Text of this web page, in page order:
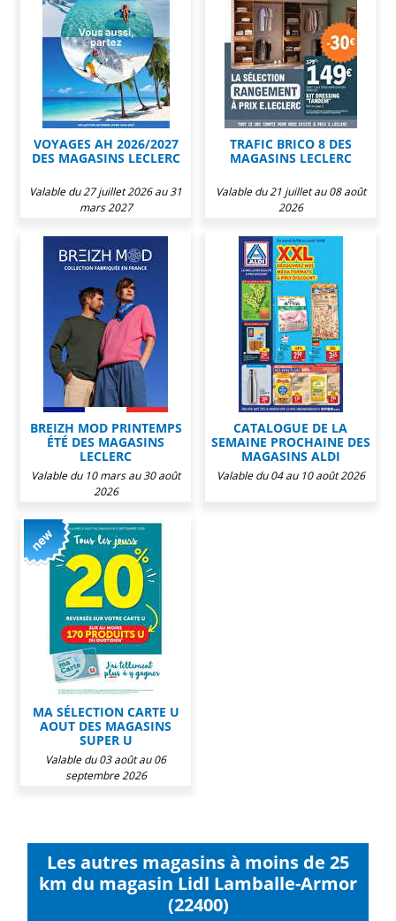
VOYAGES AH 2026/2027
DES MAGASINS LECLERC
Valable du 27 juillet 2026 au 31
mars 2027
TRAFIC BRICO 8 DES
MAGASINS LECLERC
Valable du 21 juillet au 08 août
2026
BREIZH MOD PRINTEMPS
ÉTÉ DES MAGASINS
LECLERC
Valable du 10 mars au 30 août
2026
CATALOGUE DE LA
SEMAINE PROCHAINE DES
MAGASINS ALDI
Valable du 04 au 10 août 2026
MA SÉLECTION CARTE U
AOUT DES MAGASINS
SUPER U
Valable du 03 août au 06
septembre 2026
Les autres magasins à moins de 25
km du magasin Lidl Lamballe-Armor
(22400)